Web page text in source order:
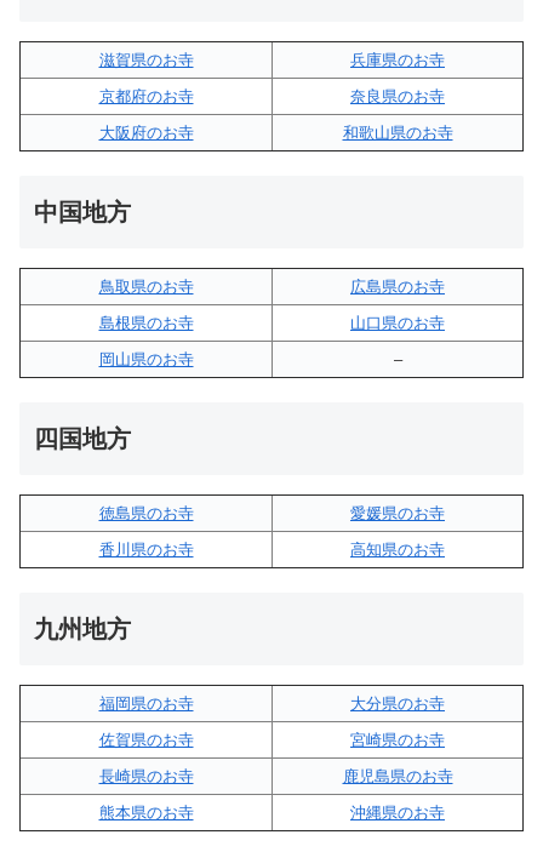
滋賀県のお寺
兵庫県のお寺
京都府のお寺
奈良県のお寺
大阪府のお寺
和歌山県のお寺
中国地方
鳥取県のお寺
広島県のお寺
島根県のお寺
山口県のお寺
岡山県のお寺
–
四国地方
徳島県のお寺
愛媛県のお寺
香川県のお寺
高知県のお寺
九州地方
福岡県のお寺
大分県のお寺
佐賀県のお寺
宮崎県のお寺
長崎県のお寺
鹿児島県のお寺
熊本県のお寺
沖縄県のお寺